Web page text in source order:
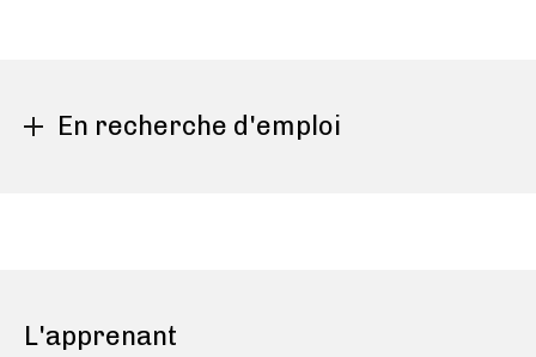
En recherche d'emploi
votre compte Pole Emploi. Ensuite vous devez
L'apprenant